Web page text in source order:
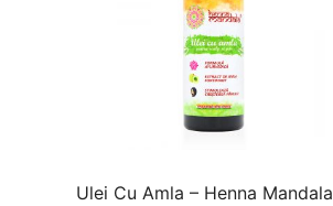
Ulei Cu Amla – Henna Mandala